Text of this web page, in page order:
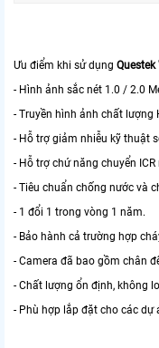
Ưu điểm khi sử dụng Questek
- Hình ảnh sắc nét 1.0 / 2.0
- Truyền hình ảnh chất lượng
- Hỗ trợ giảm nhiễu kỹ thuật
- Hỗ trợ chứ năng chuyển
- Tiêu chuẩn chống nước và
- 1 đổi 1 trong vòng 1 năm.
- Bảo hành cả trường hợp
- Camera đã bao gồm chân
- Chất lượng ổn định, không
- Phù hợp lắp đặt cho các dự